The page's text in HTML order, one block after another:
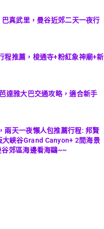
巴真武里，曼谷近郊二天一夜行
程推薦，梭通寺+粉紅象神廟+新
達雅大巴交通攻略，適合新手
兩天一夜懶人包推薦行程: 邦賢
峽谷Grand Canyon+ 2間海景
郊區海邊看海鷗~~